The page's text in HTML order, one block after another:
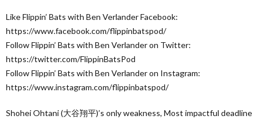
Like Flippin’ Bats with Ben Verlander Facebook:
https://www.facebook.com/flippinbatspod/
Follow Flippin’ Bats with Ben Verlander on Twitter:
https://twitter.com/FlippinBatsPod
Follow Flippin’ Bats with Ben Verlander on Instagram:
https://www.instagram.com/flippinbatspod/
Shohei Ohtani (大谷翔平)’s only weakness, Most impactful deadline